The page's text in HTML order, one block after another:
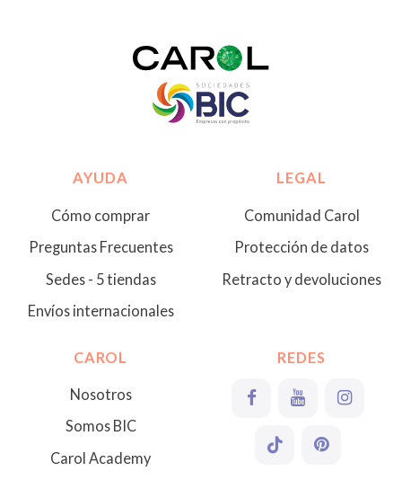
AYUDA
Cómo comprar
Preguntas Frecuentes
Sedes - 5 tiendas
Envíos internacionales
LEGAL
Comunidad Carol
Protección de datos
Retracto y devoluciones
CAROL
Nosotros
Somos BIC
Carol Academy
REDES